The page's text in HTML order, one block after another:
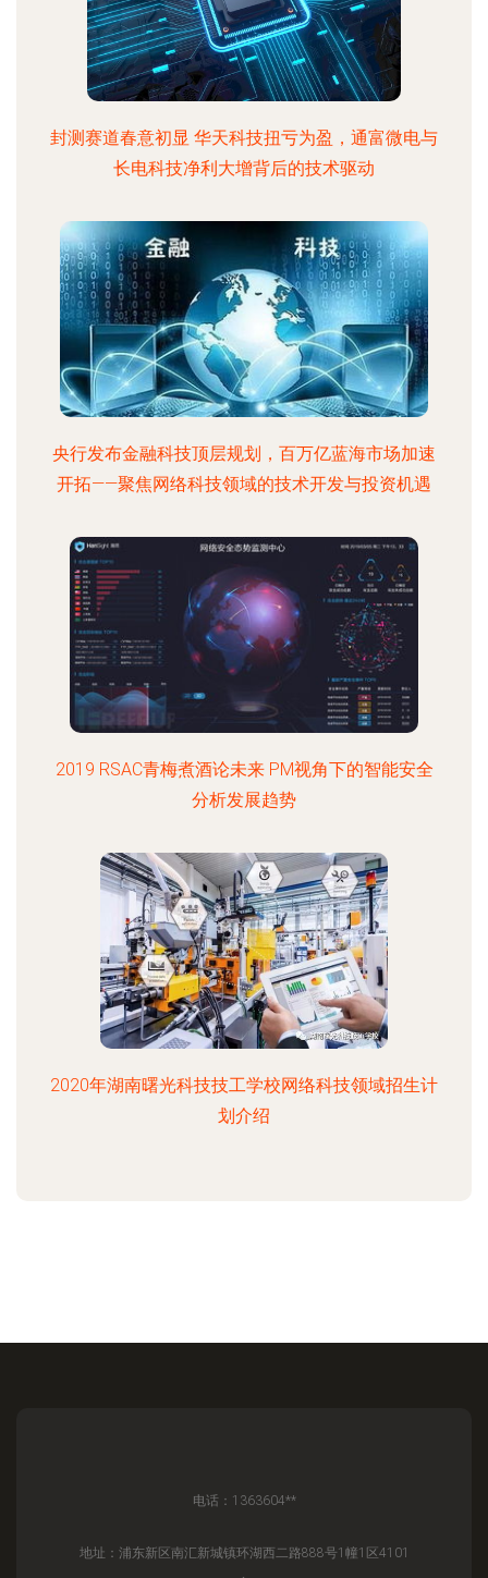
封测赛道春意初显 华天科技扭亏为盈，通富微电与
长电科技净利大增背后的技术驱动
央行发布金融科技顶层规划，百万亿蓝海市场加速
开拓——聚焦网络科技领域的技术开发与投资机遇
2019 RSAC青梅煮酒论未来 PM视角下的智能安全
分析发展趋势
2020年湖南曙光科技技工学校网络科技领域招生计
划介绍
电话：1363604**
地址：浦东新区南汇新城镇环湖西二路888号1幢1区4101